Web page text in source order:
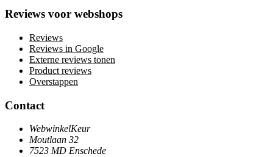
Reviews voor webshops
Reviews
Reviews in Google
Externe reviews tonen
Product reviews
Overstappen
Contact
WebwinkelKeur
Moutlaan 32
7523 MD Enschede